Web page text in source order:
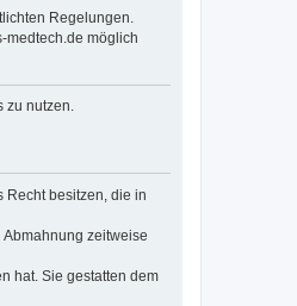
Regelungen.
medtech.de möglich
zu nutzen.
Recht besitzen, die in
zeitweise
hat. Sie gestatten dem